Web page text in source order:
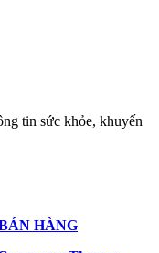
tin sức khỏe, khuyến
HÀNG